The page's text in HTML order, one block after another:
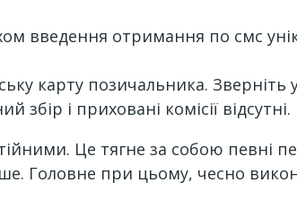
введення отримання по смс
карту позичальника. Зверніть
і приховані комісії відсутні.
Це тягне за собою певні
Головне при цьому, чесно